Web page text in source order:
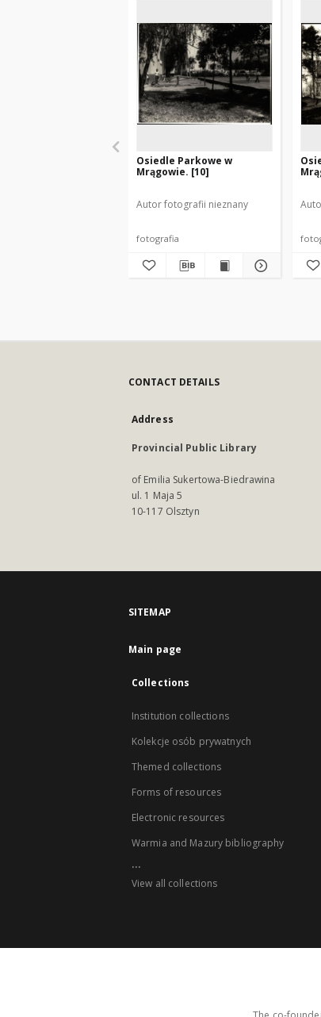
Osiedle Parkowe w
Mrągowie. [10]
Autor fotografii nieznany
fotografia
CONTACT DETAILS
Address
Provincial Public Library
of Emilia Sukertowa-Biedrawina
ul. 1 Maja 5
10-117 Olsztyn
SITEMAP
Main page
Collections
Institution collections
Kolekcje osób prywatnych
Themed collections
Forms of resources
Electronic resources
Warmia and Mazury bibliography
...
View all collections